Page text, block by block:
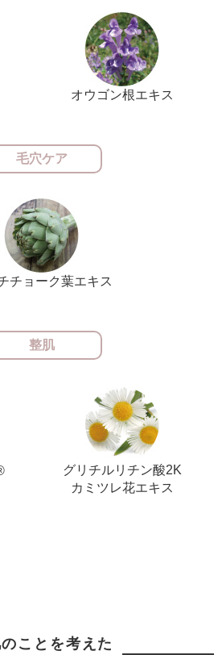
オウゴン根エキス
毛穴ケア
チョーク葉エキス
整肌
グリチルリチン酸2K
カミツレ花エキス
ことを考えた